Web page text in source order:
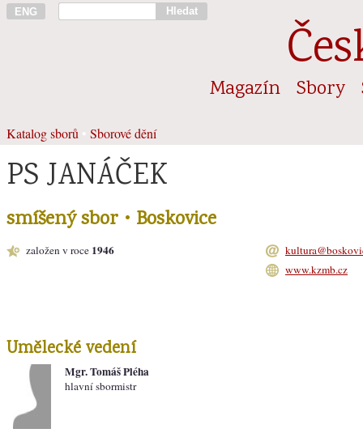
ENG Hledat
Magazín Sbory
Katalog sborů Sborové dění
PS JANÁČEK
smíšený sbor • Boskovice
založen v roce 1946
www.kzmb.cz
Umělecké vedení
Mgr. Tomáš Pléha
hlavní sbormistr